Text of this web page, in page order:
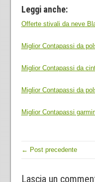
Leggi anche:
Offerte stivali da neve
Miglior Contapassi da
Miglior Contapassi da
Miglior Contapassi da
Miglior Contapassi
← Post precedente
Lascia un